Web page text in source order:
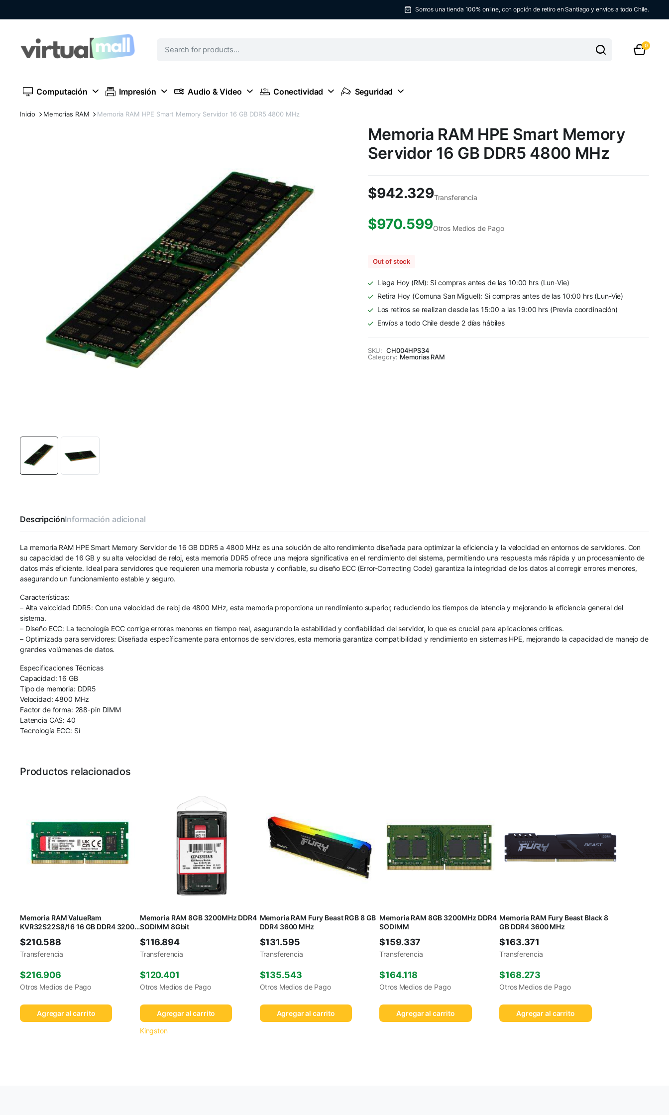
Somos una tienda 100% online, con opción de retiro en Santiago y envíos a todo Chile.
0
Computación Impresión Audio & Video Conectividad Seguridad
Inicio Memorias RAM Memoria RAM HPE Smart Memory Servidor 16 GB DDR5 4800 MHz
Memoria RAM HPE Smart Memory
Servidor 16 GB DDR5 4800 MHz
$942.329Transferencia
$970.599Otros Medios de Pago
Out of stock
Llega Hoy (RM): Si compras antes de las 10:00 hrs (Lun-Vie)
Retira Hoy (Comuna San Miguel): Si compras antes de las 10:00 hrs (Lun-Vie)
Los retiros se realizan desde las 15:00 a las 19:00 hrs (Previa coordinación)
Envíos a todo Chile desde 2 días hábiles
SKU: CH004HPS34
Category: Memorias RAM
DescripciónInformación adicional
La memoria RAM HPE Smart Memory Servidor de 16 GB DDR5 a 4800 MHz es una solución de alto rendimiento diseñada para optimizar la eficiencia y la velocidad en entornos de servidores. Con
su capacidad de 16 GB y su alta velocidad de reloj, esta memoria DDR5 ofrece una mejora significativa en el rendimiento del sistema, permitiendo una respuesta más rápida y un procesamiento de
datos más eficiente. Ideal para servidores que requieren una memoria robusta y confiable, su diseño ECC (Error-Correcting Code) garantiza la integridad de los datos al corregir errores menores,
asegurando un funcionamiento estable y seguro.
Características:
– Alta velocidad DDR5: Con una velocidad de reloj de 4800 MHz, esta memoria proporciona un rendimiento superior, reduciendo los tiempos de latencia y mejorando la eficiencia general del
sistema.
– Diseño ECC: La tecnología ECC corrige errores menores en tiempo real, asegurando la estabilidad y confiabilidad del servidor, lo que es crucial para aplicaciones críticas.
– Optimizada para servidores: Diseñada específicamente para entornos de servidores, esta memoria garantiza compatibilidad y rendimiento en sistemas HPE, mejorando la capacidad de manejo de
grandes volúmenes de datos.
Especificaciones Técnicas
Capacidad: 16 GB
Tipo de memoria: DDR5
Velocidad: 4800 MHz
Factor de forma: 288-pin DIMM
Latencia CAS: 40
Tecnología ECC: Sí
Productos relacionados
Memoria RAM ValueRam
KVR32S22S8/16 16 GB DDR4 3200
$210.588
Transferencia
$216.906
Otros Medios de Pago
Agregar al carrito
Memoria RAM 8GB 3200MHz DDR4
SODIMM 8Gbit
$116.894
Transferencia
$120.401
Otros Medios de Pago
Agregar al carrito
Kingston
Memoria RAM Fury Beast RGB 8 GB
DDR4 3600 MHz
$131.595
Transferencia
$135.543
Otros Medios de Pago
Agregar al carrito
Memoria RAM 8GB 3200MHz DDR4
SODIMM
$159.337
Transferencia
$164.118
Otros Medios de Pago
Agregar al carrito
Memoria RAM Fury Beast Black 8
GB DDR4 3600 MHz
$163.371
Transferencia
$168.273
Otros Medios de Pago
Agregar al carrito